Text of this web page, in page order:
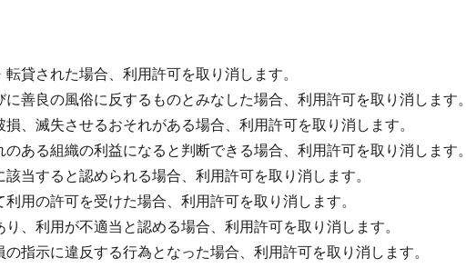
転貸された場合、利用許可を取り消します。
に善良の風俗に反するものとみなした場合、利用許可を取り消します。
損、滅失させるおそれがある場合、利用許可を取り消します。
のある組織の利益になると判断できる場合、利用許可を取り消します。
該当すると認められる場合、利用許可を取り消します。
利用の許可を受けた場合、利用許可を取り消します。
り、利用が不適当と認める場合、利用許可を取り消します。
の指示に違反する行為となった場合、利用許可を取り消します。